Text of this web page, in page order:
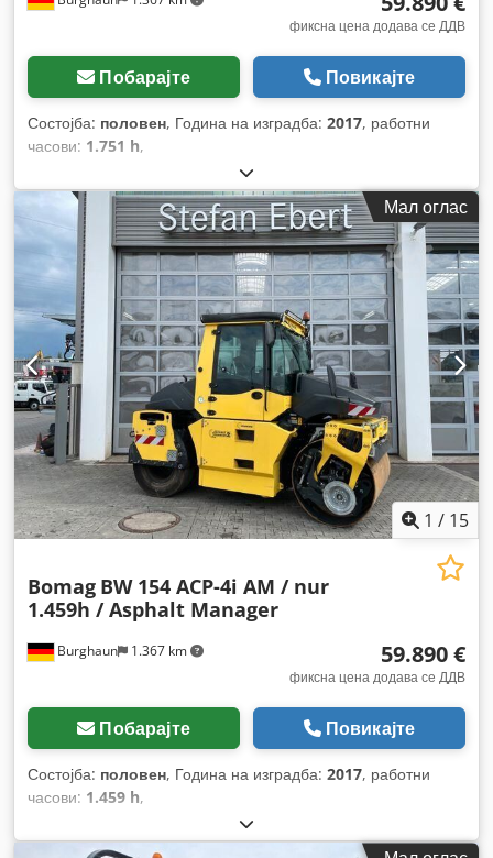
фиксна цена додава се ДДВ
Побарајте Повикајте
Состојба: половен, Година на изградба: 2017, работни
часови: 1.751 h,
Мал оглас
1 / 15
Burghaun 1.367 km
Bomag BW 154 ACP-4i AM / nur
1.459h / Asphalt Manager
59.890 €
фиксна цена додава се ДДВ
Побарајте Повикајте
Состојба: половен, Година на изградба: 2017, работни
часови: 1.459 h,